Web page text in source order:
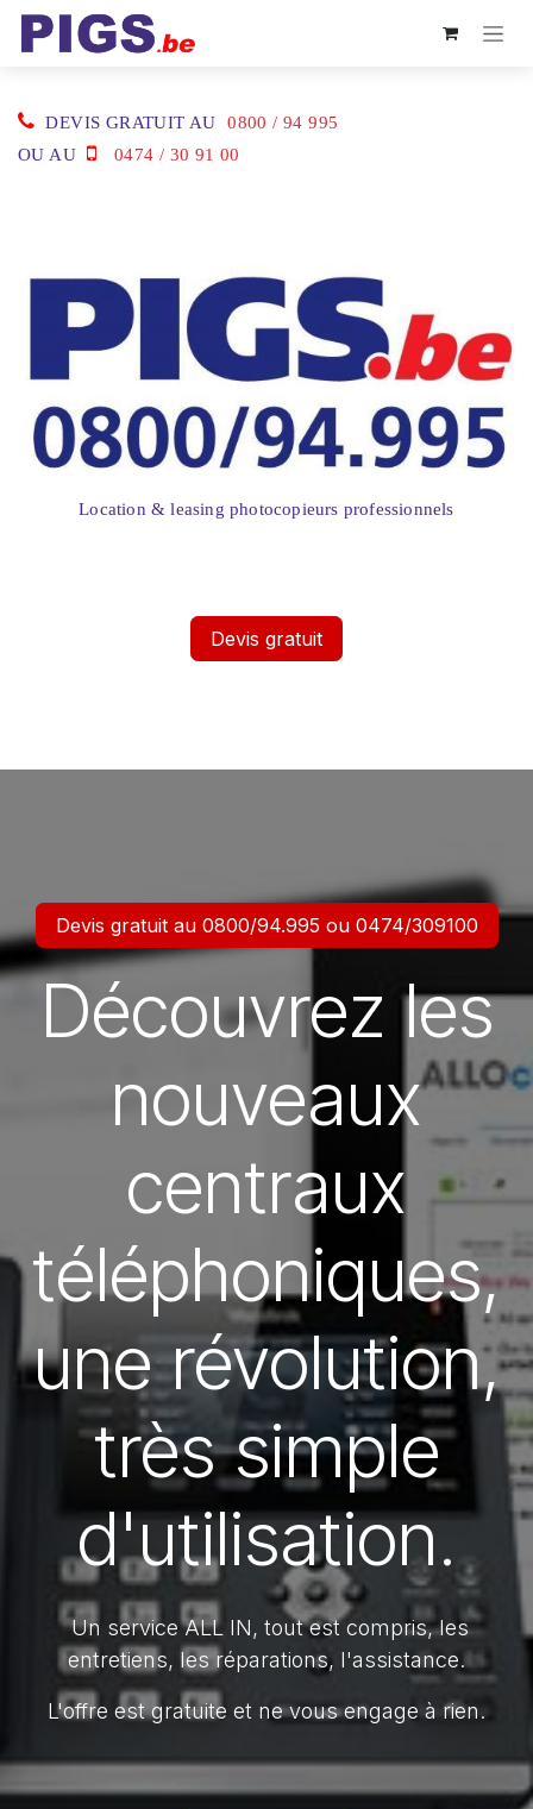
Se rendre au contenu
DEVIS GRATUIT AU
0800 / 94 995
OU AU
0474 / 30 91 00
Location & leasing photocopieurs professionnels
Devis gratuit
Devis gratuit au 0800/94.995 ou 0474/309100
Découvrez les
nouveaux
centraux
téléphoniques,
une révolution,
très simple
d'utilisation.
Un service ALL IN, tout est compris, les
entretiens, les réparations, l'assistance.
L'offre est gratuite et ne vous engage à rien.